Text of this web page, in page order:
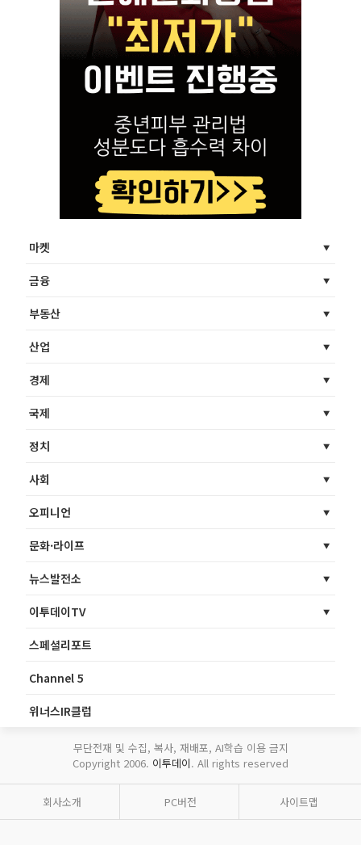
마켓
금융
부동산
산업
경제
국제
정치
사회
오피니언
문화·라이프
뉴스발전소
이투데이TV
스페셜리포트
Channel 5
위너스IR클럽
무단전재 및 수집, 복사, 재배포, AI학습 이용 금지
Copyright 2006. 이투데이. All rights reserved
회사소개 PC버전 사이트맵